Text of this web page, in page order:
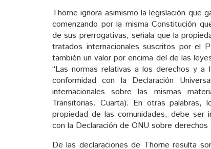
Thorne ignora asimismo la legislación que
comenzando por la misma Constitución
de sus prerrogativas, señala que la
tratados internacionales suscritos por el
también un valor por encima del de las
“Las normas relativas a los derechos y
conformidad con la Declaración
internacionales sobre las mismas
Transitorias. Cuarta). En otras
propiedad de las comunidades, debe ser
con la Declaración de ONU sobre
De las declaraciones de Thorne resulta